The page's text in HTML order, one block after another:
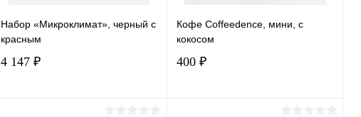
Набор «Микроклимат», черный с
красным
4 147 ₽
Кофе Coffeedence, мини, с
кокосом
400 ₽